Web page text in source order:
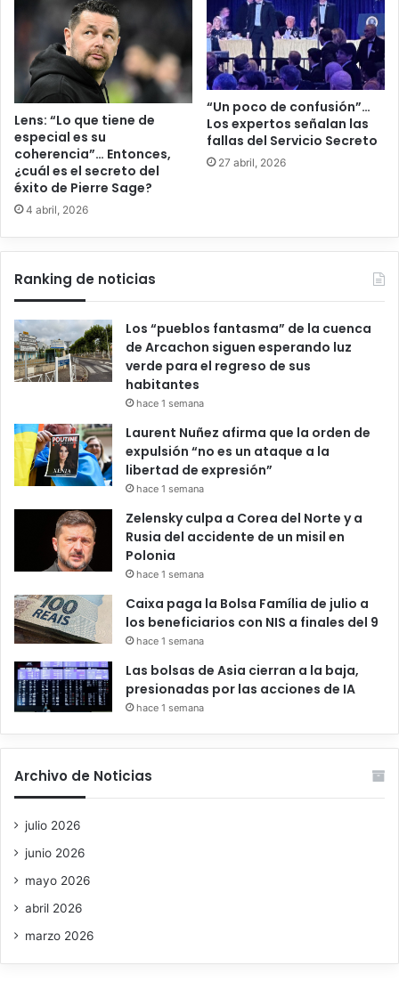
Lens: “Lo que tiene de
especial es su
coherencia”… Entonces,
¿cuál es el secreto del
éxito de Pierre Sage?
4 abril, 2026
“Un poco de confusión”…
Los expertos señalan las
fallas del Servicio Secreto
27 abril, 2026
Ranking de noticias
Los “pueblos fantasma” de la cuenca
de Arcachon siguen esperando luz
verde para el regreso de sus
habitantes
hace 1 semana
Laurent Nuñez afirma que la orden de
expulsión “no es un ataque a la
libertad de expresión”
hace 1 semana
Zelensky culpa a Corea del Norte y a
Rusia del accidente de un misil en
Polonia
hace 1 semana
Caixa paga la Bolsa Família de julio a
los beneficiarios con NIS a finales del 9
hace 1 semana
Las bolsas de Asia cierran a la baja,
presionadas por las acciones de IA
hace 1 semana
Archivo de Noticias
julio 2026
junio 2026
mayo 2026
abril 2026
marzo 2026